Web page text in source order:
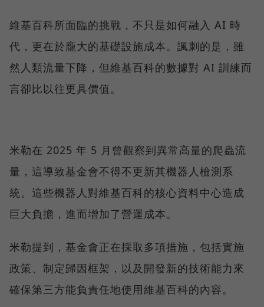
維基百科所面臨的挑戰，不只是如何融入 AI 時
代，更在於龐大的基礎設施成本。諷刺的是，雖
然人類流量下降，但維基百科的數據對 AI 訓練而
言卻比以往更具價值。
米勒在 2025 年 5 月曾觀察到異常高量的爬蟲流
量，這導致基金會不得不更新其機器人檢測系
統。這些機器人對維基百科的核心資料中心造成
巨大負擔，進而增加了營運成本。
米勒提到，基金會正在採取多項措施，包括實施
政策、制定歸因框架，以及開發新的技術能力來
確保第三方能負責任地使用維基百科的內容。